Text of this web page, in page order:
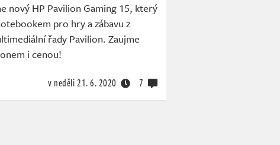
nový HP Pavilion Gaming 15, který
pro hry a zábavu z
řady Pavilion. Zaujme
i cenou!
v neděli21. 6. 2020 7